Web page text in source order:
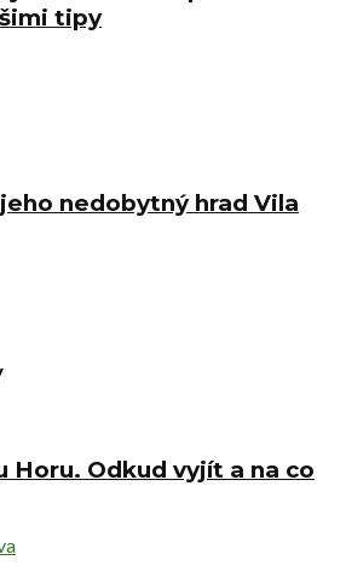
tipy
nedobytný hrad Vila
Horu. Odkud vyjít a na co